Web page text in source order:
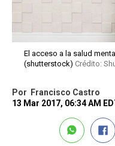
El acceso a la salud
(shutterstock) Crédito:
Por
Francisco Castro
13 Mar 2017, 06:34 AM